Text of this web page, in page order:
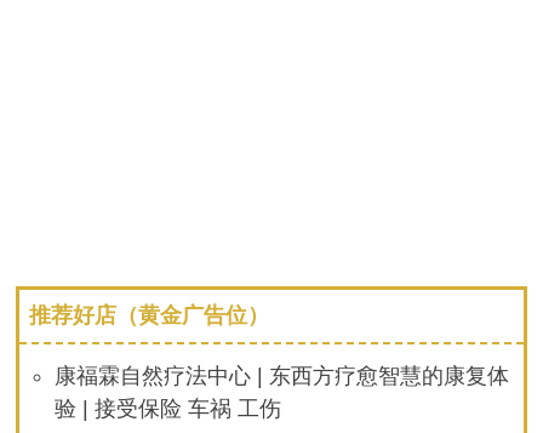
推荐好店（黄金广告位）
康福霖自然疗法中心 | 东西方疗愈智慧的康复体
验 | 接受保险 车祸 工伤